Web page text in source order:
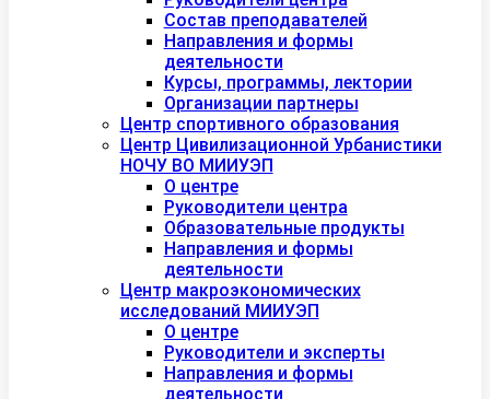
Состав преподавателей
Направления и формы
деятельности
Курсы, программы, лектории
Организации партнеры
Центр спортивного образования
Центр Цивилизационной Урбанистики
НОЧУ ВО МИИУЭП
О центре
Руководители центра
Образовательные продукты
Направления и формы
деятельности
Центр макроэкономических
исследований МИИУЭП
О центре
Руководители и эксперты
Направления и формы
деятельности